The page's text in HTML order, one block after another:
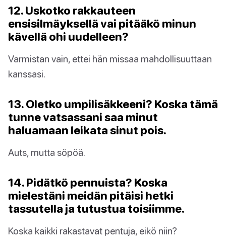
12. Uskotko rakkauteen
ensisilmäyksellä vai pitääkö minun
kävellä ohi uudelleen?
Varmistan vain, ettei hän missaa mahdollisuuttaan
kanssasi.
13. Oletko umpilisäkkeeni? Koska tämä
tunne vatsassani saa minut
haluamaan leikata sinut pois.
Auts, mutta söpöä.
14. Pidätkö pennuista? Koska
mielestäni meidän pitäisi hetki
tassutella ja tutustua toisiimme.
Koska kaikki rakastavat pentuja, eikö niin?